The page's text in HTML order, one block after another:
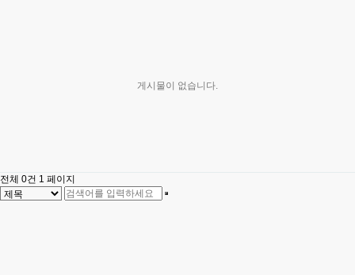
게시물이 없습니다.
전체 0건 1 페이지